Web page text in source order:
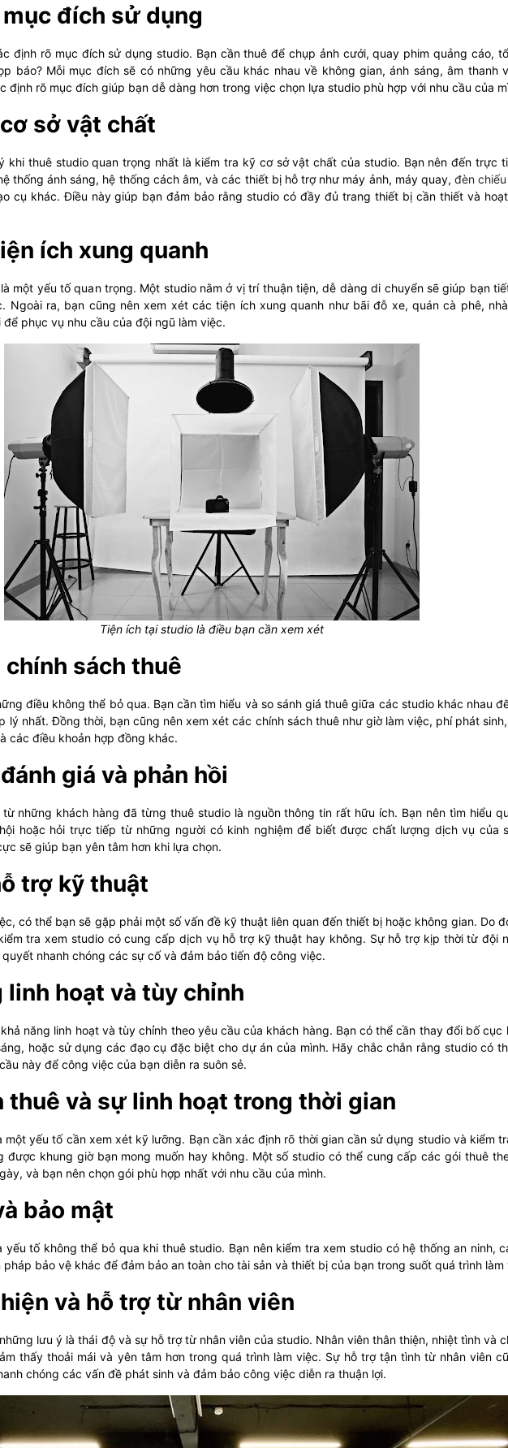
đích sử dụng
định rõ mục đích sử dụng studio. Bạn cần thuê để chụp ảnh cưới, quay phim quảng cáo,
báo? Mỗi mục đích sẽ có những yêu cầu khác nhau về không gian, ánh sáng, âm thanh
định rõ mục đích giúp bạn dễ dàng hơn trong việc chọn lựa studio phù hợp với nhu cầu của
sở vật chất
khi thuê studio quan trọng nhất là kiểm tra kỹ cơ sở vật chất của studio. Bạn nên đến trực
thống ánh sáng, hệ thống cách âm, và các thiết bị hỗ trợ như máy ảnh, máy quay, đèn
cụ khác. Điều này giúp bạn đảm bảo rằng studio có đầy đủ trang thiết bị cần thiết và
ích xung quanh
một yếu tố quan trọng. Một studio nằm ở vị trí thuận tiện, dễ dàng di chuyển sẽ giúp bạn
Ngoài ra, bạn cũng nên xem xét các tiện ích xung quanh như bãi đỗ xe, quán cà phê,
phục vụ nhu cầu của đội ngũ làm việc.
Tiện ích tại studio là điều bạn cần xem xét
chính sách thuê
điều không thể bỏ qua. Bạn cần tìm hiểu và so sánh giá thuê giữa các studio khác nhau
lý nhất. Đồng thời, bạn cũng nên xem xét các chính sách thuê như giờ làm việc, phí phát
các điều khoản hợp đồng khác.
giá và phản hồi
những khách hàng đã từng thuê studio là nguồn thông tin rất hữu ích. Bạn nên tìm hiểu
hoặc hỏi trực tiếp từ những người có kinh nghiệm để biết được chất lượng dịch vụ của
sẽ giúp bạn yên tâm hơn khi lựa chọn.
trợ kỹ thuật
có thể bạn sẽ gặp phải một số vấn đề kỹ thuật liên quan đến thiết bị hoặc không gian. Do
tra xem studio có cung cấp dịch vụ hỗ trợ kỹ thuật hay không. Sự hỗ trợ kịp thời từ đội
nhanh chóng các sự cố và đảm bảo tiến độ công việc.
linh hoạt và tùy chỉnh
năng linh hoạt và tùy chỉnh theo yêu cầu của khách hàng. Bạn có thể cần thay đổi bố cục
hoặc sử dụng các đạo cụ đặc biệt cho dự án của mình. Hãy chắc chắn rằng studio có
này để công việc của bạn diễn ra suôn sẻ.
thuê và sự linh hoạt trong thời gian
một yếu tố cần xem xét kỹ lưỡng. Bạn cần xác định rõ thời gian cần sử dụng studio và kiểm
được khung giờ bạn mong muốn hay không. Một số studio có thể cung cấp các gói thuê
và bạn nên chọn gói phù hợp nhất với nhu cầu của mình.
bảo mật
yếu tố không thể bỏ qua khi thuê studio. Bạn nên kiểm tra xem studio có hệ thống an ninh,
bảo vệ khác để đảm bảo an toàn cho tài sản và thiết bị của bạn trong suốt quá trình làm
và hỗ trợ từ nhân viên
lưu ý là thái độ và sự hỗ trợ từ nhân viên của studio. Nhân viên thân thiện, nhiệt tình và
thấy thoải mái và yên tâm hơn trong quá trình làm việc. Sự hỗ trợ tận tình từ nhân viên
chóng các vấn đề phát sinh và đảm bảo công việc diễn ra thuận lợi.